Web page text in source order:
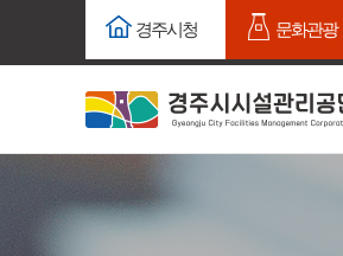
주요메뉴로 건너뛰기
경주시청 문화관광